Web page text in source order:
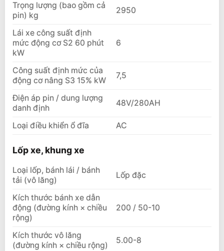
Trọng lượng (bao gồm cả
pin) kg
2950
Lái xe công suất định
mức động cơ S2 60 phút
kW
6
Công suất định mức của
động cơ nâng S3 15% kW
7,5
Điện áp pin / dung lượng
danh định
48V/280AH
Loại điều khiển ổ đĩa AC
Lốp xe, khung xe
Loại lốp, bánh lái / bánh
tải (vô lăng)
Lốp đặc
Kích thước bánh xe dẫn
động (đường kính × chiều
rộng)
200 / 50-10
Kích thước vô lăng
(đường kính × chiều rộng)
5.00-8